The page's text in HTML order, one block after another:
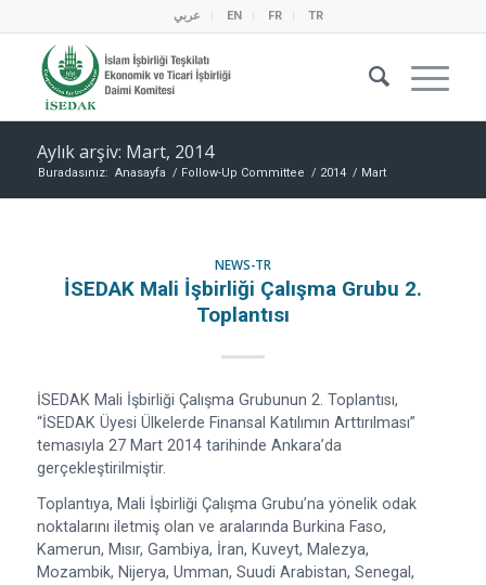
عربي EN FR TR
Aylık arşiv: Mart, 2014
Buradasınız: Anasayfa / Follow-Up Committee / 2014 / Mart
NEWS-TR
İSEDAK Mali İşbirliği Çalışma Grubu 2.
Toplantısı
İSEDAK Mali İşbirliği Çalışma Grubunun 2. Toplantısı,
“İSEDAK Üyesi Ülkelerde Finansal Katılımın Arttırılması”
temasıyla 27 Mart 2014 tarihinde Ankara’da
gerçekleştirilmiştir.
Toplantıya, Mali İşbirliği Çalışma Grubu’na yönelik odak
noktalarını iletmiş olan ve aralarında Burkina Faso,
Kamerun, Mısır, Gambiya, İran, Kuveyt, Malezya,
Mozambik, Nijerya, Umman, Suudi Arabistan, Senegal,